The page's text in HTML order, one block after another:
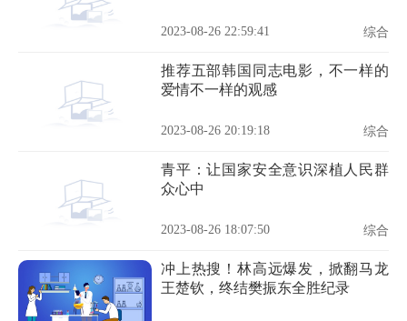
2023-08-26 22:59:41 综合
推荐五部韩国同志电影，不一样的
爱情不一样的观感
2023-08-26 20:19:18 综合
青平：让国家安全意识深植人民群
众心中
2023-08-26 18:07:50 综合
冲上热搜！林高远爆发，掀翻马龙
王楚钦，终结樊振东全胜纪录